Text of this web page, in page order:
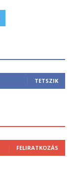
TETSZIK
FELIRATKOZÁS